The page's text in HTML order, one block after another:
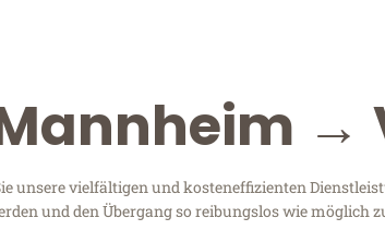
→
unsere vielfältigen und kosteneffizienten
und den Übergang so reibungslos wie möglich